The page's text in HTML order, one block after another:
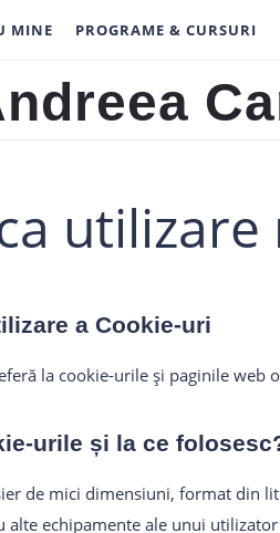
MINE PROGRAME & CURSURI
a Cookie-uri
la cookie-urile și paginile web
urile și la ce
de mici dimensiuni, format din
echipamente ale unui